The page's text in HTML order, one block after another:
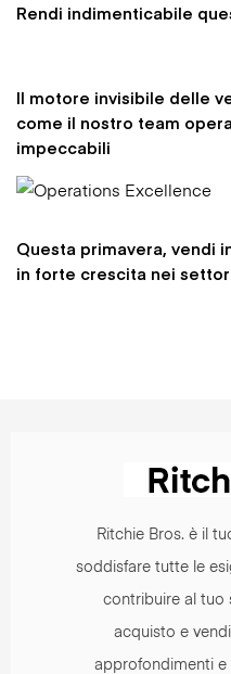
Rendi indimenticabile
Il motore invisibile delle
come il nostro team
impeccabili
Questa primavera, vendi
in forte crescita nei
Ritchie Bros. è il
soddisfare tutte le
contribuire al tuo
acquisto e
approfondimenti e